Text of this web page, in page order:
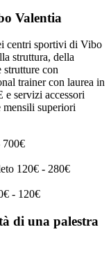
Valentia
centri sportivi di Vibo
struttura, della
con
trainer con laurea in
servizi accessori
mensili superiori
700€
120€ - 280€
- 120€
di una palestra